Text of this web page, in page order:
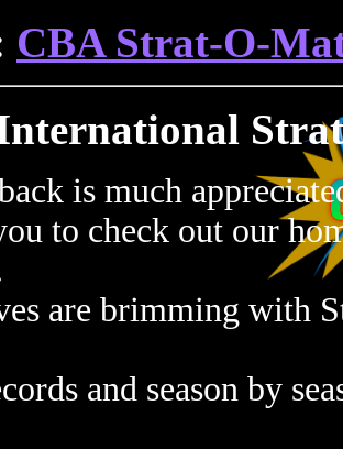
CBA Strat-O-
is much
to check out our
are brimming with
and season by